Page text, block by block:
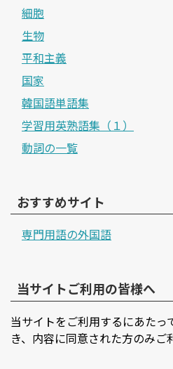
細胞
生物
平和主義
国家
韓国語単語集
学習用英熟語集（１）
動詞の一覧
おすすめサイト
専門用語の外国語
当サイトご利用の皆様へ
当サイトをご利用するにあたっ
き、内容に同意された方のみご